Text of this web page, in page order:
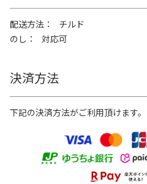
配送方法
チルド
のし
対応可
決済方法
下記の決済方法がご利用頂けます。